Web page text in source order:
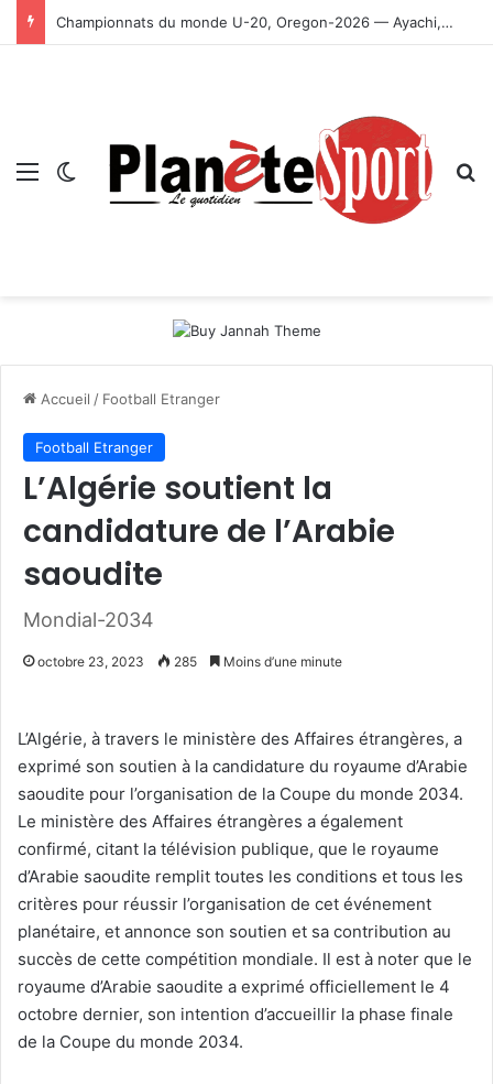
Championnats du monde U-20, Oregon-2026 — Ayachi, Dissa, Touahria et Ghezali en finale
Menu Switch skin
Accueil / Football Etranger
Football Etranger
L’Algérie soutient la
candidature de l’Arabie
saoudite
Mondial-2034
octobre 23, 2023 285 Moins d’une minute
L’Algérie, à travers le ministère des Affaires étrangères, a
exprimé son soutien à la candidature du royaume d’Arabie
saoudite pour l’organisation de la Coupe du monde 2034.
Le ministère des Affaires étrangères a également
confirmé, citant la télévision publique, que le royaume
d’Arabie saoudite remplit toutes les conditions et tous les
critères pour réussir l’organisation de cet événement
planétaire, et annonce son soutien et sa contribution au
succès de cette compétition mondiale. Il est à noter que le
royaume d’Arabie saoudite a exprimé officiellement le 4
octobre dernier, son intention d’accueillir la phase finale
de la Coupe du monde 2034.